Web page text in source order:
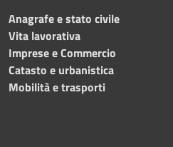
Anagrafe e stato civile
Vita lavorativa
Imprese e Commercio
Catasto e urbanistica
Mobilità e trasporti